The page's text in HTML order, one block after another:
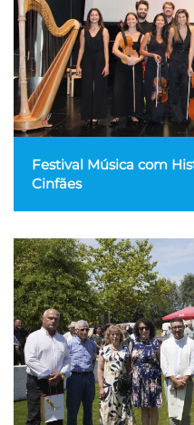
Festival Música com
Cinfães